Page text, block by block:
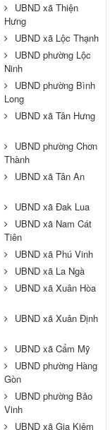
UBND xã Thiện
Hưng
UBND xã Lộc Thạnh
UBND phường Lộc
Ninh
UBND phường Bình
Long
UBND xã Tân Hưng
UBND phường Chơn
Thành
UBND xã Tân An
UBND xã Đak Lua
UBND xã Nam Cát
Tiên
UBND xã Phú Vinh
UBND xã La Ngà
UBND xã Xuân Hòa
UBND xã Xuân Định
UBND xã Cẩm Mỹ
UBND phường Hàng
Gòn
UBND phường Bảo
Vinh
UBND xã Gia Kiệm